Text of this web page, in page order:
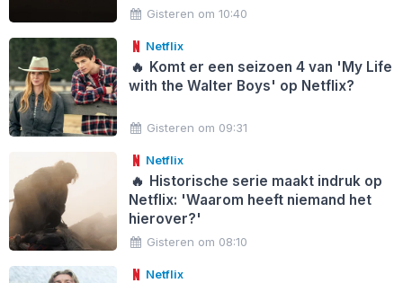
Gisteren om 10:40
Netflix
🔥 Komt er een seizoen 4 van 'My Life
with the Walter Boys' op Netflix?
Gisteren om 09:31
Netflix
🔥 Historische serie maakt indruk op
Netflix: 'Waarom heeft niemand het
hierover?'
Gisteren om 08:10
Netflix